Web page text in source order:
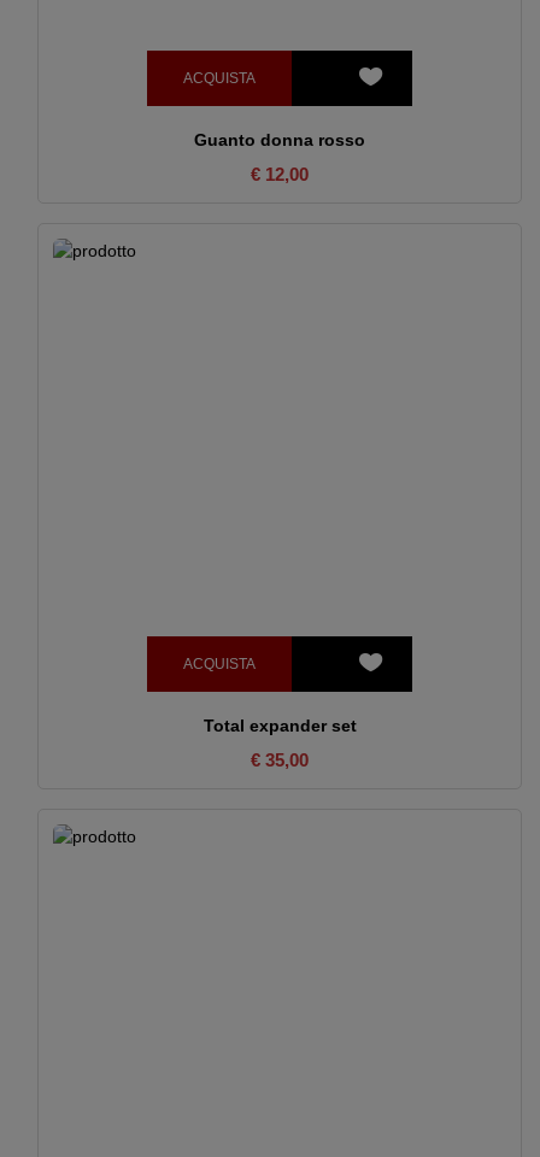
ACQUISTA
Guanto donna rosso
€ 12,00
ACQUISTA
Total expander set
€ 35,00